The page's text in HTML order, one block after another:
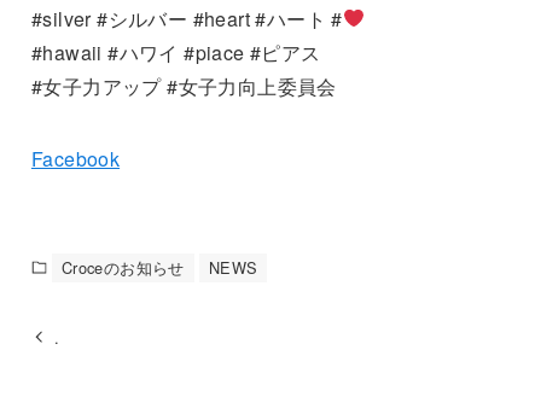
#silver #シルバー #heart #ハート #
#hawaii #ハワイ #piace #ピアス
#女子力アップ #女子力向上委員会
Facebook
Croceのお知らせ NEWS
.